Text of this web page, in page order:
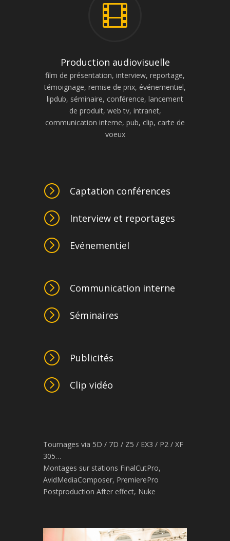

Production audiovisuelle
film de présentation, interview, reportage,
témoignage, remise de prix, événementiel,
lipdub, séminaire, conférence, lancement
de produit, web tv, intranet,
communication interne, pub, clip, carte de
voeux
= Captation conférences
= Interview et reportages
= Evénementiel
= Communication interne
= Séminaires
= Publicités
= Clip vidéo
Tournages via 5D / 7D / Z5 / EX3 / P2 / XF
305…
Montages sur stations FinalCutPro,
AvidMediaComposer, PremierePro
Postproduction After effect, Nuke